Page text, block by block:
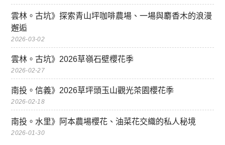
雲林。古坑》探索青山坪咖啡農場、一場與麝香木的浪漫
邂逅
2026-03-02
雲林。古坑》2026草嶺石壁櫻花季
2026-02-27
南投。信義》2026草坪頭玉山觀光茶園櫻花季
2026-02-18
南投。水里》阿本農場櫻花、油菜花交織的私人秘境
2026-01-30